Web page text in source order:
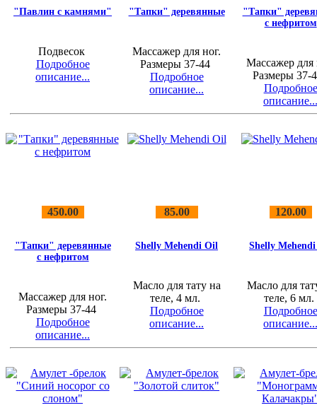
"Павлин с камнями"
Подвесок
Подробное
описание...
"Тапки" деревянные
Массажер для ног.
Размеры 37-44
Подробное
описание...
"Тапки"
c нефритом
Массажер для
Размеры
Подробное
450.00
"Тапки" деревянные
c нефритом
Массажер для ног.
Размеры 37-44
Подробное
описание...
85.00
Shelly Mehendi Oil
Масло для тату на
теле, 4 мл.
Подробное
описание...
120.00
Shelly
Масло для
теле, 6 мл.
Подробное